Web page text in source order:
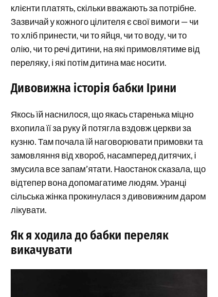
клієнти платять, скільки вважають за потрібне.
Зазвичай у кожного цілителя є свої вимоги — чи
то хліб принести, чи то яйця, чи то воду, чи то
олію, чи то речі дитини, на які примовлятиме від
переляку, і які потім дитина має носити.
Дивовижна історія бабки Ірини
Якось їй наснилося, що якась старенька міцно
вхопила її за руку й потягла вздовж церкви за
кузню. Там почала їй наговорювати примовки та
замовляння від хвороб, насамперед дитячих, і
змусила все запам’ятати. Наостанок сказала, що
відтепер вона допомагатиме людям. Уранці
сільська жінка прокинулася з дивовижним даром
лікувати.
Як я ходила до бабки переляк
викачувати